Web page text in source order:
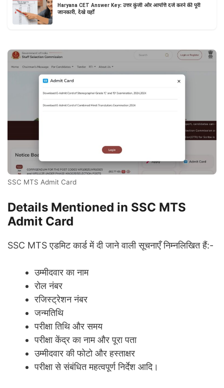
Haryana CET Answer Key: उत्तर कुंजी और आपत्ति दर्ज करने की पूरी
जानकारी, देखे यहाँ
SSC MTS Admit Card
Details Mentioned in SSC MTS
Admit Card
SSC MTS एडमिट कार्ड में दी जाने वाली सूचनाएँ निम्नलिखित हैं:-
उम्मीदवार का नाम
रोल नंबर
रजिस्ट्रेशन नंबर
जन्मतिथि
परीक्षा तिथि और समय
परीक्षा केंद्र का नाम और पूरा पता
उम्मीदवार की फोटो और हस्ताक्षर
परीक्षा से संबंधित महत्वपूर्ण निर्देश आदि।